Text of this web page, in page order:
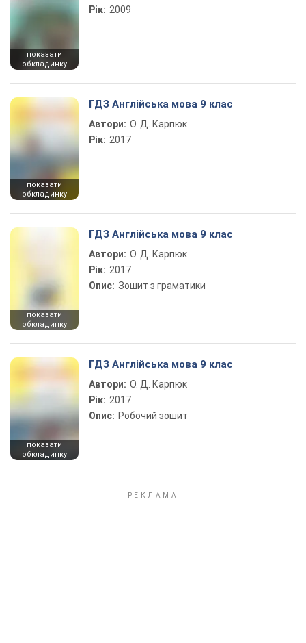
показати
обкладинку
Рік: 2009
показати
обкладинку
ГДЗ Англійська мова 9 клас
Автори: О. Д. Карпюк
Рік: 2017
показати
обкладинку
ГДЗ Англійська мова 9 клас
Автори: О. Д. Карпюк
Рік: 2017
Опис: Зошит з граматики
показати
обкладинку
ГДЗ Англійська мова 9 клас
Автори: О. Д. Карпюк
Рік: 2017
Опис: Робочий зошит